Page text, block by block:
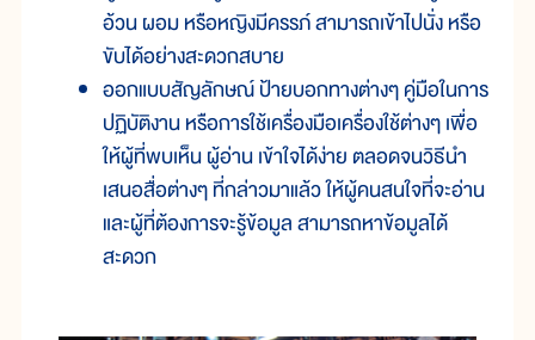
อ้วน ผอม หรือหญิงมีครรภ์ สามารถเข้าไปนั่ง หรือ
ขับได้อย่างสะดวกสบาย
ออกแบบสัญลักษณ์ ป้ายบอกทางต่างๆ คู่มือในการ
ปฏิบัติงาน หรือการใช้เครื่องมือเครื่องใช้ต่างๆ เพื่อ
ให้ผู้ที่พบเห็น ผู้อ่าน เข้าใจได้ง่าย ตลอดจนวิธีนำ
เสนอสื่อต่างๆ ที่กล่าวมาแล้ว ให้ผู้คนสนใจที่จะอ่าน
และผู้ที่ต้องการจะรู้ข้อมูล สามารถหาข้อมูลได้
สะดวก